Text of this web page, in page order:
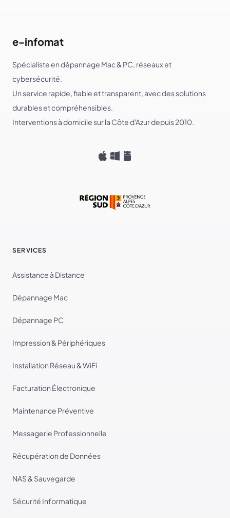
e-infomat
Spécialiste en dépannage Mac & PC, réseaux et
cybersécurité.
Un service rapide, fiable et transparent, avec des solutions
durables et compréhensibles.
Interventions à domicile sur la Côte d'Azur depuis 2010.
SERVICES
Assistance à Distance
Dépannage Mac
Dépannage PC
Impression & Périphériques
Installation Réseau & WiFi
Facturation Électronique
Maintenance Préventive
Messagerie Professionnelle
Récupération de Données
NAS & Sauvegarde
Sécurité Informatique